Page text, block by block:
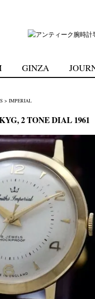
GINZA
> IMPERIAL
2 TONE DIAL 1961